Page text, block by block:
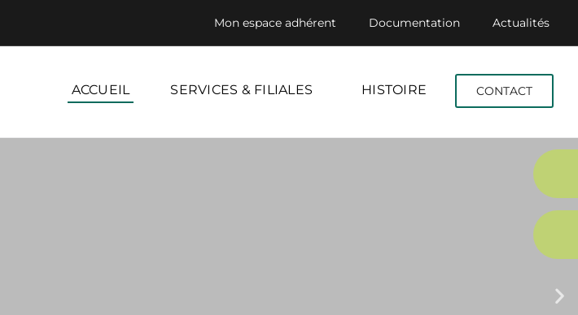
Mon espace adhérent Documentation Actualités
ACCUEIL SERVICES & FILIALES HISTOIRE CONTACT